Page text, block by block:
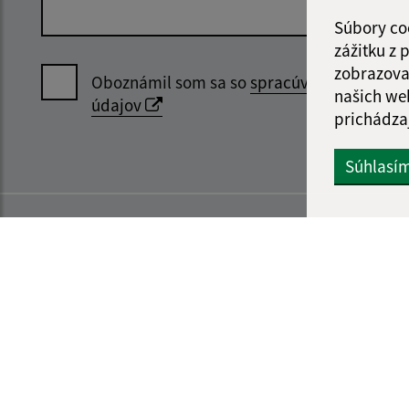
Súbory
zážitku z
našich
Oboznámil som sa sospracúvaním
údajov